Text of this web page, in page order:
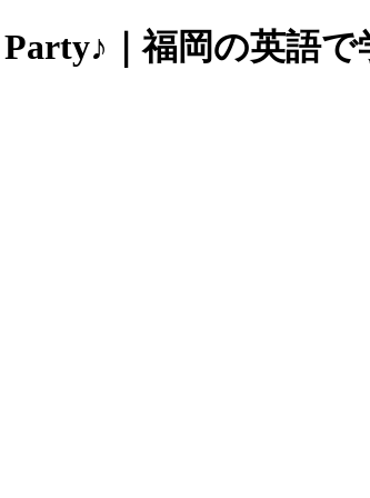
Party♪｜福岡の英語